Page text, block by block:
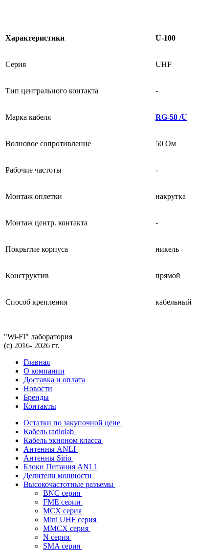
Характеристики U-100
Серия UHF
Тип центрального контакта -
Марка кабеля RG-58 /U
Волновое сопротивление 50 Ом
Рабочие частоты -
Монтаж оплетки накрутка
Монтаж центр. контакта -
Покрытие корпуса никель
Конструктив прямой
Способ крепления кабельный
"Wi-FI" лаборатория
(с) 2016- 2026 гг.
Главная
О компании
Доставка и оплата
Новости
Бренды
Контакты
Остатки по закупочной цене
Кабель radiolab
Кабель экноном класса
Антенны ANLI
Антенны Sirio
Блоки Питания ANLI
Делители мощности
Высокочастотные разъемы
BNC серия
FME серии
MCX серия
Mini UHF серия
MMCX серия
N серия
SMA серия